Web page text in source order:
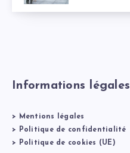
Informations légales
>
Mentions légales
>
Politique de confidentialité
>
Politique de cookies (UE)